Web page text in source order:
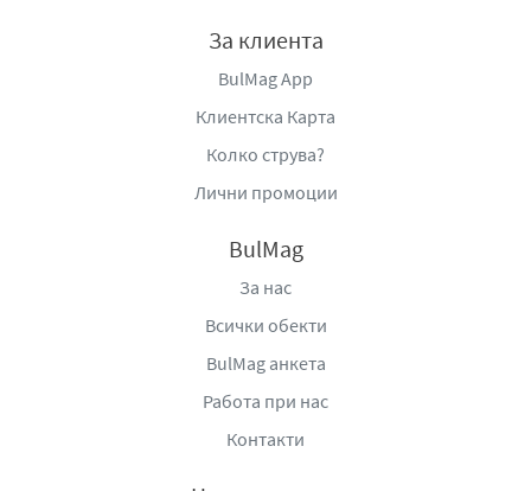
За клиента
BulMag App
Клиентска Карта
Колко струва?
Лични промоции
BulMag
За нас
Всички обекти
BulMag анкета
Работа при нас
Контакти